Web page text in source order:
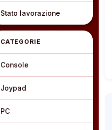
Stato lavorazione
CATEGORIE
Console
Joypad
PC